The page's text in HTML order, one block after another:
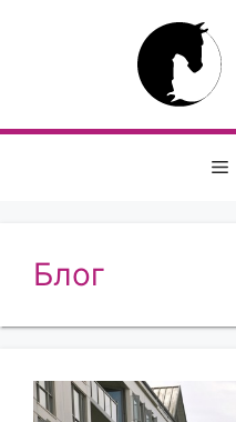
Блог